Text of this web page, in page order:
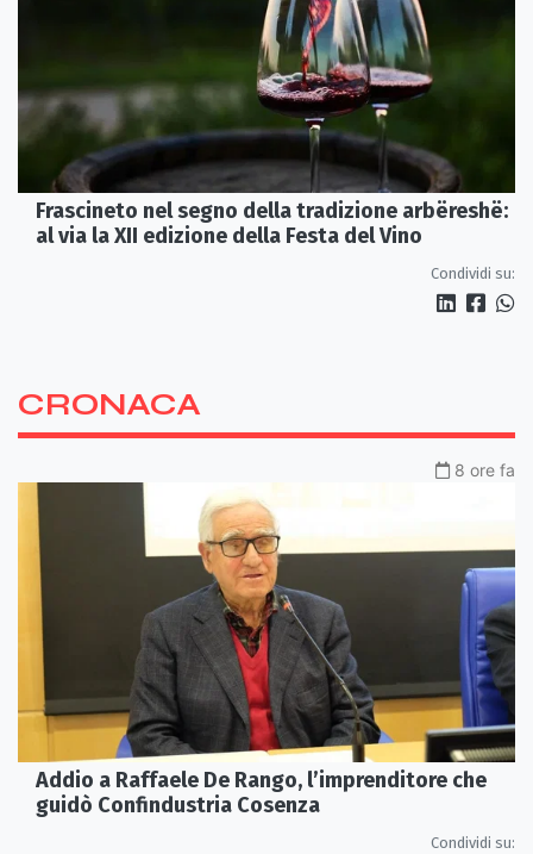
Frascineto nel segno della tradizione arbëreshë:
al via la XII edizione della Festa del Vino
Condividi su:
CRONACA
8 ore fa
Addio a Raffaele De Rango, l’imprenditore che
guidò Confindustria Cosenza
Condividi su: